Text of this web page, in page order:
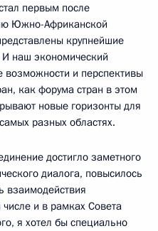
первым после
Южно-Африканской
крупнейшие
И наш экономический
возможности и перспективы
как форума стран в этом
новые горизонты для
разных областях.
достигло заметного
диалога, повысилось
взаимодействия
и в рамках Совета
я хотел бы специально